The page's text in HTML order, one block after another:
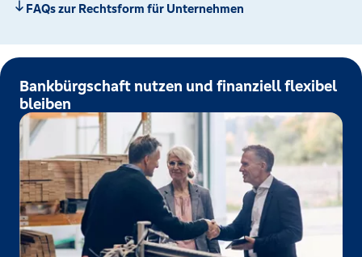
FAQs zur Rechtsform für Unternehmen
Bankbürgschaft nutzen und finanziell flexibel
bleiben